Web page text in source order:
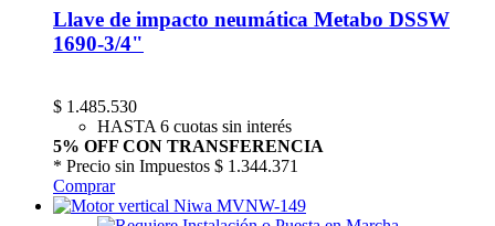
Llave de impacto neumática Metabo DSSW
1690-3/4"
$ 1.485.530
HASTA 6 cuotas sin interés
5% OFF CON TRANSFERENCIA
* Precio sin Impuestos $ 1.344.371
Comprar